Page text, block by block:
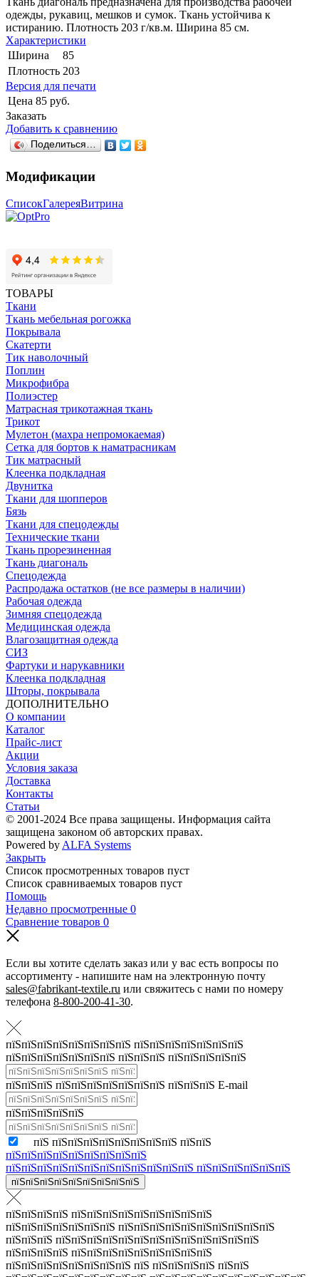
одежды, рукавиц, мешков и сумок. Ткань устойчива к
истиранию. Плотность 203 г/кв.м. Ширина 85 см.
Характеристики
Ширина
85
Плотность 203
Версия для печати
Цена 85 руб.
Заказать
Добавить к сравнению
Поделиться…
Модификации
СписокГалереяВитрина
ТОВАРЫ
Ткани
Ткань мебельная рогожка
Покрывала
Скатерти
Тик наволочный
Поплин
Микрофибра
Полиэстер
Матрасная трикотажная ткань
Трикот
Мулетон (махра непромокаемая)
Сетка для бортов к наматрасникам
Тик матрасный
Клеенка подкладная
Двунитка
Ткани для шопперов
Бязь
Ткани для спецодежды
Технические ткани
Ткань прорезиненная
Ткань диагональ
Спецодежда
Распродажа остатков (не все размеры в наличии)
Рабочая одежда
Зимняя спецодежда
Медицинская одежда
Влагозащитная одежда
СИЗ
Фартуки и нарукавники
Клеенка подкладная
Шторы, покрывала
ДОПОЛНИТЕЛЬНО
О компании
Каталог
Прайс-лист
Акции
Условия заказа
Доставка
Контакты
Статьи
© 2001-2024 Все права защищены. Информация сайта
защищена законом об авторских правах.
Powered by ALFA Systems
Закрыть
Список просмотренных товаров пуст
Список сравниваемых товаров пуст
Помощь
Недавно просмотренные 0
Сравнение товаров 0
Если вы хотите сделать заказ или у вас есть вопросы по
ассортименту - напишите нам на электронную почту
sales@fabrikant-textile.ru или свяжитесь с нами по номеру
телефона 8-800-200-41-30.
пїЅпїЅпїЅпїЅпїЅпїЅпїЅпїЅ пїЅпїЅпїЅпїЅпїЅпїЅпїЅ
пїЅпїЅпїЅпїЅпїЅпїЅпїЅ пїЅпїЅпїЅ пїЅпїЅпїЅпїЅпїЅ
пїЅпїЅпїЅ пїЅпїЅпїЅпїЅпїЅпїЅпїЅ пїЅпїЅпїЅ E-mail
пїЅпїЅпїЅпїЅпїЅ
пїЅ пїЅпїЅпїЅпїЅпїЅпїЅпїЅпїЅ пїЅпїЅ
пїЅпїЅпїЅпїЅпїЅпїЅпїЅпїЅпїЅ
пїЅпїЅпїЅпїЅпїЅпїЅпїЅпїЅпїЅпїЅпїЅпїЅ пїЅпїЅпїЅпїЅпїЅпїЅ
пїЅпїЅпїЅпїЅпїЅпїЅпїЅпїЅпїЅ
пїЅпїЅпїЅпїЅ пїЅпїЅпїЅпїЅпїЅпїЅпїЅпїЅпїЅ
пїЅпїЅпїЅпїЅпїЅпїЅпїЅ пїЅпїЅпїЅпїЅпїЅпїЅпїЅпїЅпїЅпїЅ
пїЅпїЅпїЅ пїЅпїЅпїЅпїЅпїЅпїЅпїЅпїЅпїЅпїЅпїЅпїЅпїЅ
пїЅпїЅпїЅпїЅ пїЅпїЅпїЅпїЅпїЅпїЅпїЅпїЅпїЅ
пїЅпїЅпїЅпїЅпїЅпїЅпїЅпїЅ пїЅ пїЅпїЅпїЅпїЅ пїЅпїЅ